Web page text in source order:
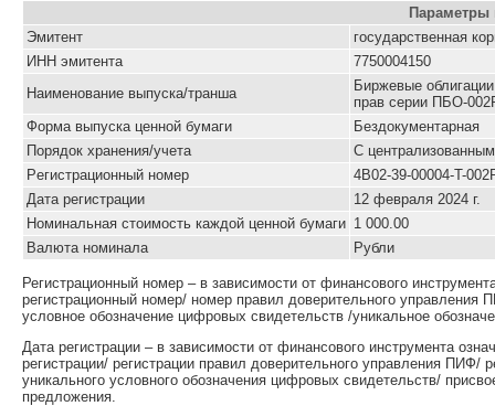
Параметры
Эмитент
государственная
ИНН эмитента
7750004150
Наименование выпуска/транша
Биржевые
прав серии ПБО-
Форма выпуска ценной бумаги
Бездокументарная
Порядок хранения/учета
С
Pегистрационный номер
4B02-39-00004-T-
Дата регистрации
12 февраля 2024 г.
Номинальная стоимость каждой ценной бумаги 1 000.00
Валюта номинала
Рубли
Регистрационный номер – в зависимости от финансового
регистрационный номер/ номер правил доверительного
условное обозначение цифровых свидетельств /уникальное
Дата регистрации – в зависимости от финансового инструмента
регистрации/ регистрации правил доверительного управления ПИФ/
уникального условного обозначения цифровых свидетельств/
предложения.